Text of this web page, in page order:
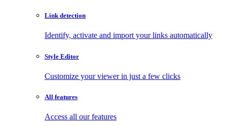
Link detection
Identify, activate and import your links automatically
Style Editor
Customize your viewer in just a few clicks
All features
Access all our features